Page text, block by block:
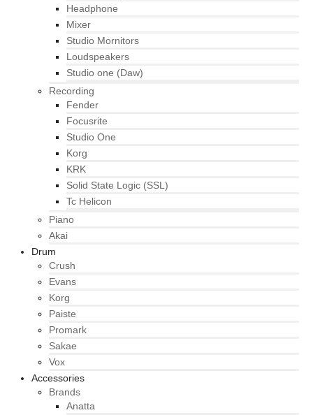
Headphone
Mixer
Studio Mornitors
Loudspeakers
Studio one (Daw)
Recording
Fender
Focusrite
Studio One
Korg
KRK
Solid State Logic (SSL)
Tc Helicon
Piano
Akai
Drum
Crush
Evans
Korg
Paiste
Promark
Sakae
Vox
Accessories
Brands
Anatta